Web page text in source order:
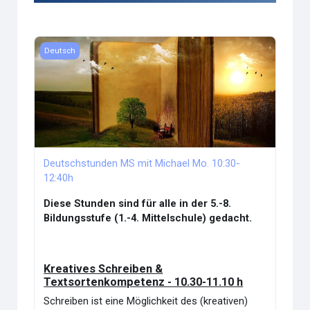
Course image Deutschstunden MS mit Michael Mo. 10:30-
Deutsch
Deutschstunden MS mit Michael Mo. 10:30-
12:40h
Diese Stunden sind für alle in der 5.-8.
Bildungsstufe (1.-4. Mittelschule) gedacht.
Kreatives Schreiben &
Textsortenkompetenz - 10.30-11.10 h
Schreiben ist eine Möglichkeit des (kreativen)